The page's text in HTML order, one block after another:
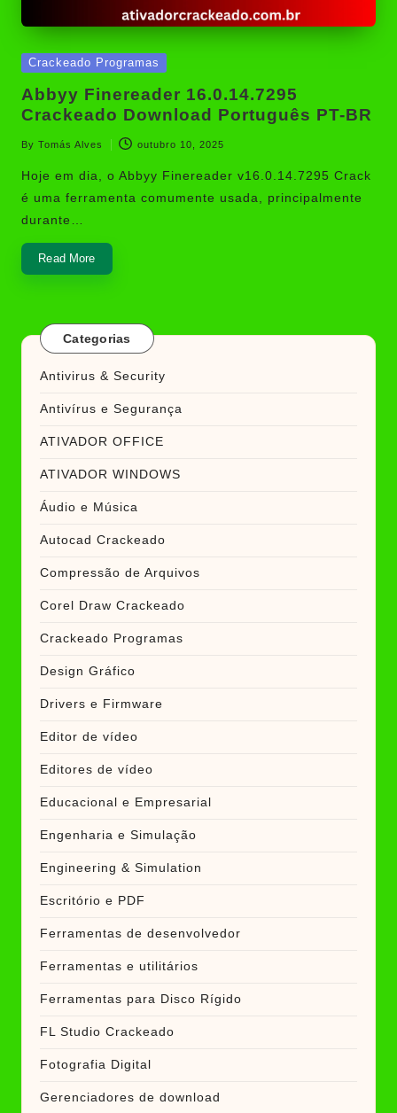
Posted
Crackeado Programas
Abbyy Finereader 16.0.14.7295
Crackeado Download Português PT-BR
Posted
by
By Tomás Alves outubro 10, 2025
Hoje em dia, o Abbyy Finereader v16.0.14.7295 Crack
é uma ferramenta comumente usada, principalmente
durante…
Read More
Categorias
Antivirus & Security
Antivírus e Segurança
ATIVADOR OFFICE
ATIVADOR WINDOWS
Áudio e Música
Autocad Crackeado
Compressão de Arquivos
Corel Draw Crackeado
Crackeado Programas
Design Gráfico
Drivers e Firmware
Editor de vídeo
Editores de vídeo
Educacional e Empresarial
Engenharia e Simulação
Engineering & Simulation
Escritório e PDF
Ferramentas de desenvolvedor
Ferramentas e utilitários
Ferramentas para Disco Rígido
FL Studio Crackeado
Fotografia Digital
Gerenciadores de download